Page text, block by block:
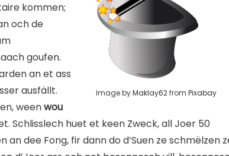
Image byMaklay62fromPixabay
kommen;
och de
goufen.
an et ass
ausfällt.
weenwou
Schlisslech huet et keen Zweck, all Joer 50
dee Fong, fir dann do d’Suen ze schmëlzen